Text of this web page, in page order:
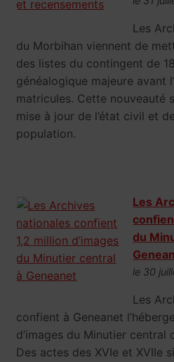
Les
du Morbihan viennent de
des listes du contingent de
généalogique majeure avant
matricules. Cette nouveauté
mise à jour de l’état civil et
population.
Les
du
le 30
Les
confient à Geneanet
d’images du Minutier central
Des actes des XVIe et XVIIe